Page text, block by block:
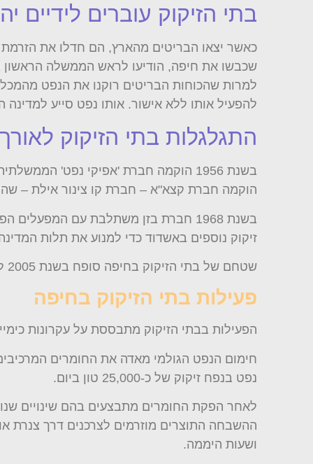
בתי הזיקוק עוברים לידיים
כאשר יצאו הבריטים מהארץ, הם חדלו את הזרמת
שכבשו את חיפה, הודיעו לראש הממשלה הראשון
למרות שהכוחות הבריטים רוקנו את הנפט
להפעיל אותו ללא אישור. אותו נפט סייע
התגלגלות בתי הזיקוק
הוקמה חברת קצא"א – חברת קו צינור אילת –
בשנת 1968 חברת בזן משתלבת עם
זיקוק נוספים באשדוד כדי למנוע את תלות
שטחם של בתי הזיקוק בחיפה סופח בשנת 2005 לשטח המוניציפלי של העיר, ובתי הזיקוק באשדוד נמכרו לחברת 'פז' כשנה לאחר מכן.
פעילות בתי הזיקוק בחיפה
הפעילות בבתי הזיקוק מתבססת על עקרונות
חימום הנפט הגולמי מאדה את החומרים
נפט בנפח זיקוק של כ-25,000 טון ביום.
לאחר הפקת החומרים מתבצעים בהם שינויים
ההשבחה התוצרים מוזרמים לצרכנים דרך צנרת
ושעות היממה.